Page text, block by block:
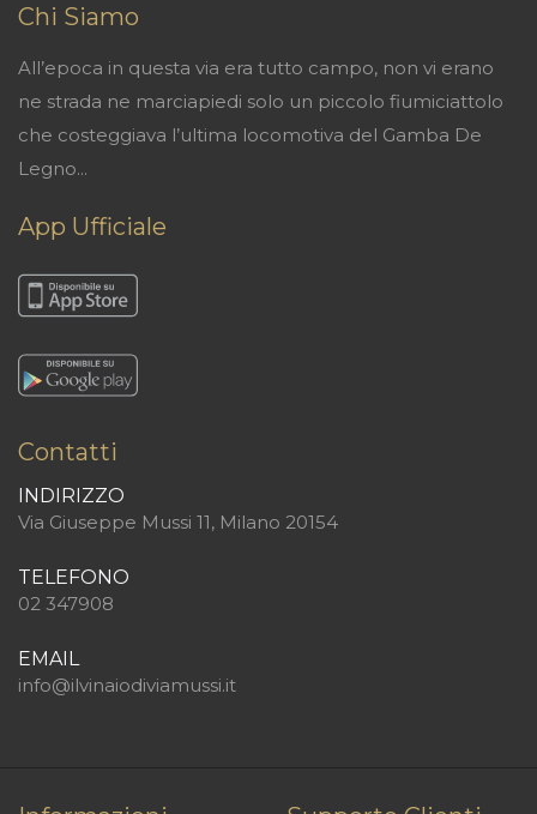
Chi Siamo
All’epoca in questa via era tutto campo, non vi erano
ne strada ne marciapiedi solo un piccolo fiumiciattolo
che costeggiava l’ultima locomotiva del Gamba De
Legno...
App Ufficiale
Contatti
INDIRIZZO
Via Giuseppe Mussi 11, Milano 20154
TELEFONO
02 347908
EMAIL
info@ilvinaiodiviamussi.it